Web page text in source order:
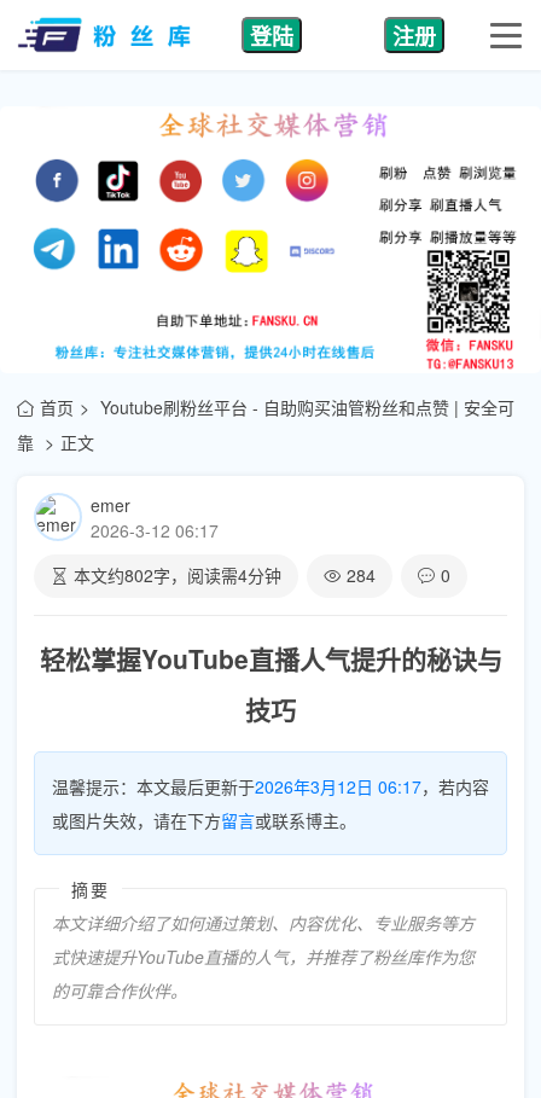
登陆 注册
首页
Youtube刷粉丝平台 - 自助购买油管粉丝和点赞 | 安全可
靠
正文
emer
2026-3-12 06:17
本文约802字，阅读需4分钟 284 0
轻松掌握YouTube直播人气提升的秘诀与
技巧
温馨提示：本文最后更新于2026年3月12日 06:17，若内容
或图片失效，请在下方留言或联系博主。
摘要
本文详细介绍了如何通过策划、内容优化、专业服务等方
式快速提升YouTube直播的人气，并推荐了粉丝库作为您
的可靠合作伙伴。